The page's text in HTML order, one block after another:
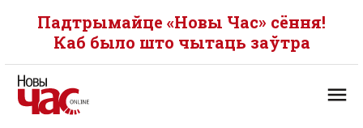
Падтрымайце «Новы Час» сёння!
Каб было што чытаць заўтра